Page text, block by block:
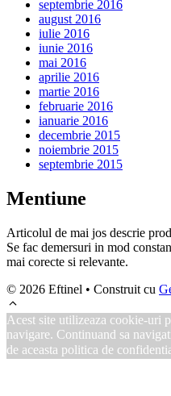
septembrie 2016
august 2016
iulie 2016
iunie 2016
mai 2016
aprilie 2016
martie 2016
februarie 2016
ianuarie 2016
decembrie 2015
noiembrie 2015
septembrie 2015
Mentiune
Articolul de mai jos descrie
Se fac demersuri in mod
mai corecte si relevante.
© 2026 Eftinel • Construit cu
Acest site utilizeaza cookie-uri
navigare. Continuand sa
de aceasta politica de